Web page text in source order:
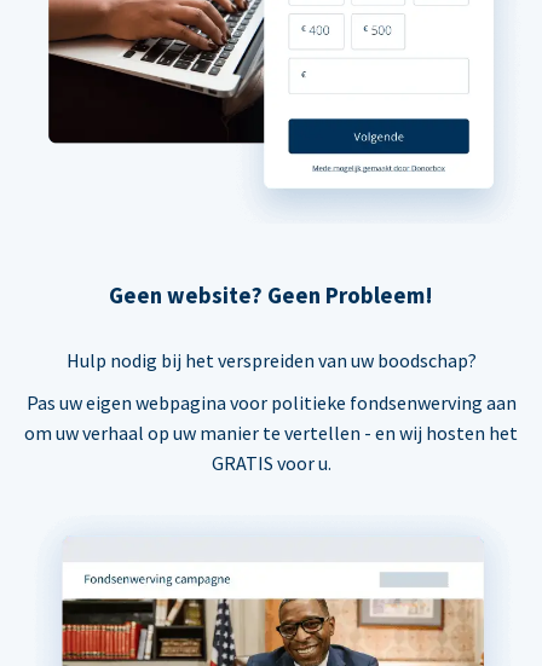
Geen website? Geen Probleem!
Hulp nodig bij het verspreiden van uw boodschap?
Pas uw eigen webpagina voor politieke fondsenwerving aan
om uw verhaal op uw manier te vertellen - en wij hosten het
GRATIS voor u.